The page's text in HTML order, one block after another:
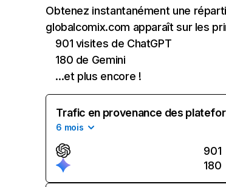
Obtenez instantanément une
globalcomix.com apparaît sur les
901 visites de ChatGPT
180 de Gemini
...et plus encore !
Trafic en provenance des
6 mois
901
180